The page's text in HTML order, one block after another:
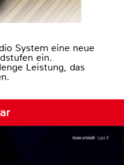
System eine neue
ein.
Leistung, das